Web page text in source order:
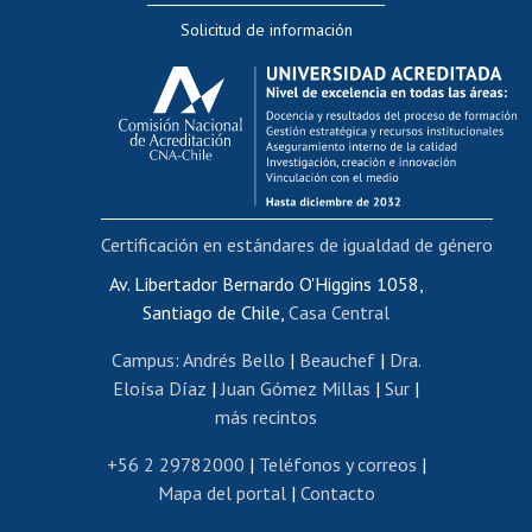
Evaluación docente
Calificación académica
Postulación al AUCAI
Funcionarias/os
Cursos internos de capacitación
Bienestar del personal
Portal de movilidad interna
Certificado de renta
Certificado de renta honorarios
Editar páginas blancas
Extranjeras/os
Revalidación y reconocimiento de títulos
Postulación al Programa de Movilidad Estudiantil
Solicitud de información
Av. Libertador Bernardo O'Higgins 1058,
Santiago de Chile, Casa Central
Campus: Andrés Bello | Beauchef| Dra.
Eloísa Díaz |Juan Gómez Millas | Sur |
más recintos
+56 2 29782000 | Teléfonos y correos |
Mapa del portal| Contacto
Certificación en estándares de igualdad de género